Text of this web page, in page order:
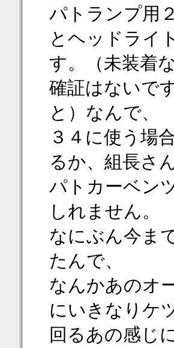
パトランプ用
とヘッドライ
す。（未装着
確証はないで
と）なんで、
３４に使う場
るか、組長さ
パトカーベン
しれません。
なにぶん今ま
たんで、
なんかあのオ
にいきなりケ
回るあの感じ